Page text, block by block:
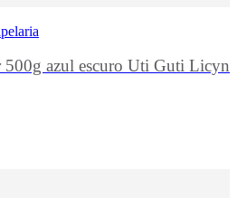
500g azul escuro Uti Guti Licyn